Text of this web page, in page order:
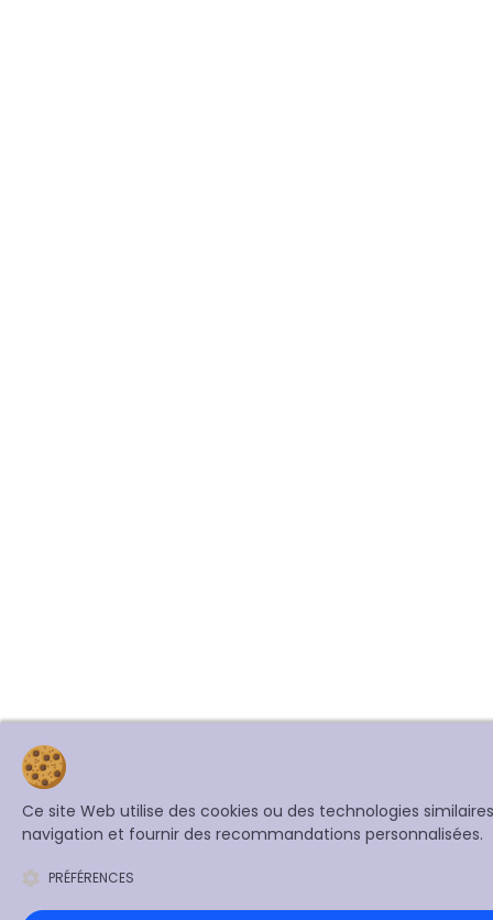
Ce site Web utilise des cookies ou des technologies
navigation et fournir des recommandations personnalisées.
PRÉFÉRENCES